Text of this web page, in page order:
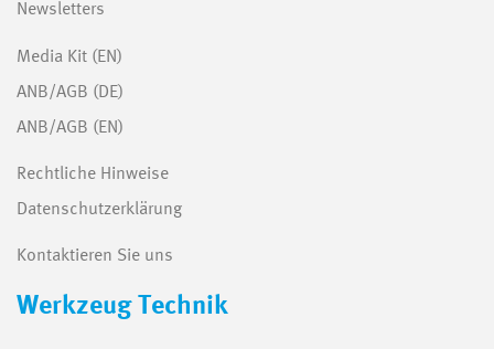
Newsletters
Media Kit (EN)
ANB/AGB (DE)
ANB/AGB (EN)
Rechtliche Hinweise
Datenschutzerklärung
Kontaktieren Sie uns
Werkzeug Technik